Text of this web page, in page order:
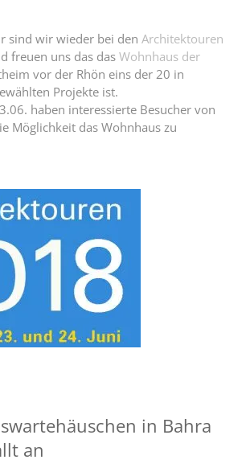
sind wir wieder bei denArchitektouren
freuen uns das dasWohnhaus der
vor der Rhön eins der 20 in
Projekte ist.
haben interessierte Besucher von
Möglichkeit das Wohnhaus zu
in Bahra
an